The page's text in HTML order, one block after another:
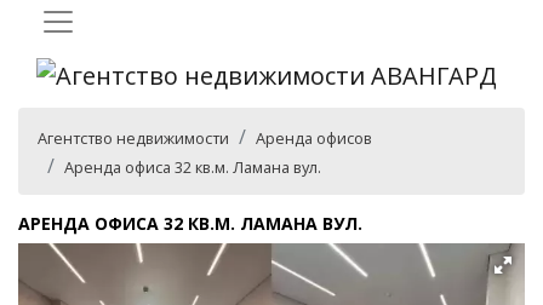
Агентство недвижимости
Аренда офисов
Аренда офиса 32 кв.м. Ламана вул.
АРЕНДА ОФИСА 32 КВ.М. ЛАМАНА ВУЛ.